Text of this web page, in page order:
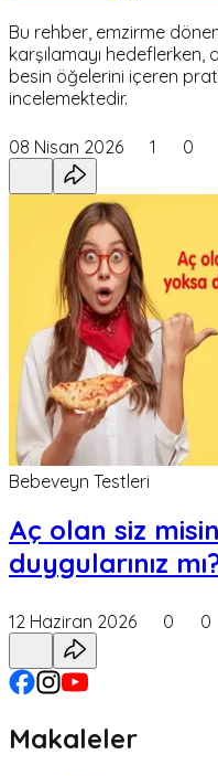
Bu rehber, emzirme
karşılamayı
besin öğelerini içeren
incelemektedir.
08 Nisan 2026 1 0
Bebeveyn Testleri
Aç olan siz
duygularınız
12 Haziran 2026 0 0
Makaleler